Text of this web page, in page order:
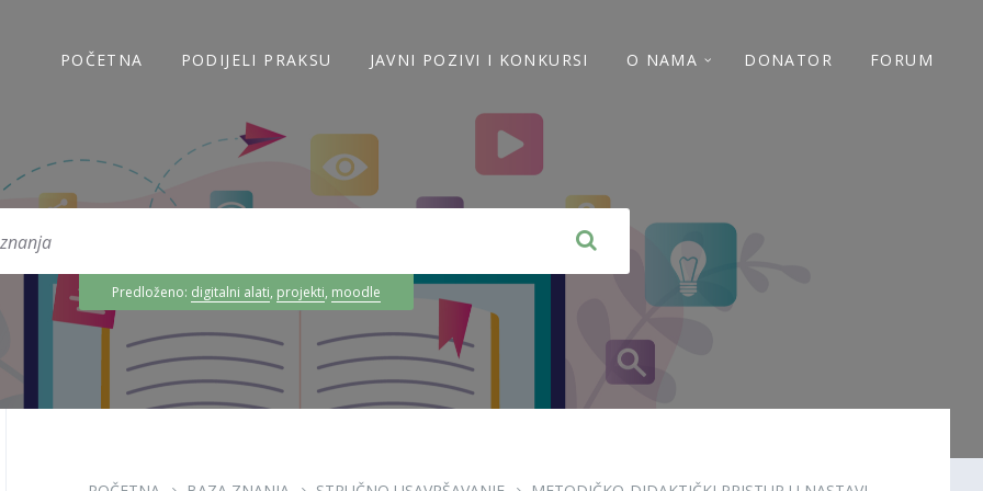
POČETNA PODIJELI PRAKSU JAVNI POZIVI I KONKURSI O NAMA DONATOR FORUM
Predloženo: digitalni alati, projekti, moodle